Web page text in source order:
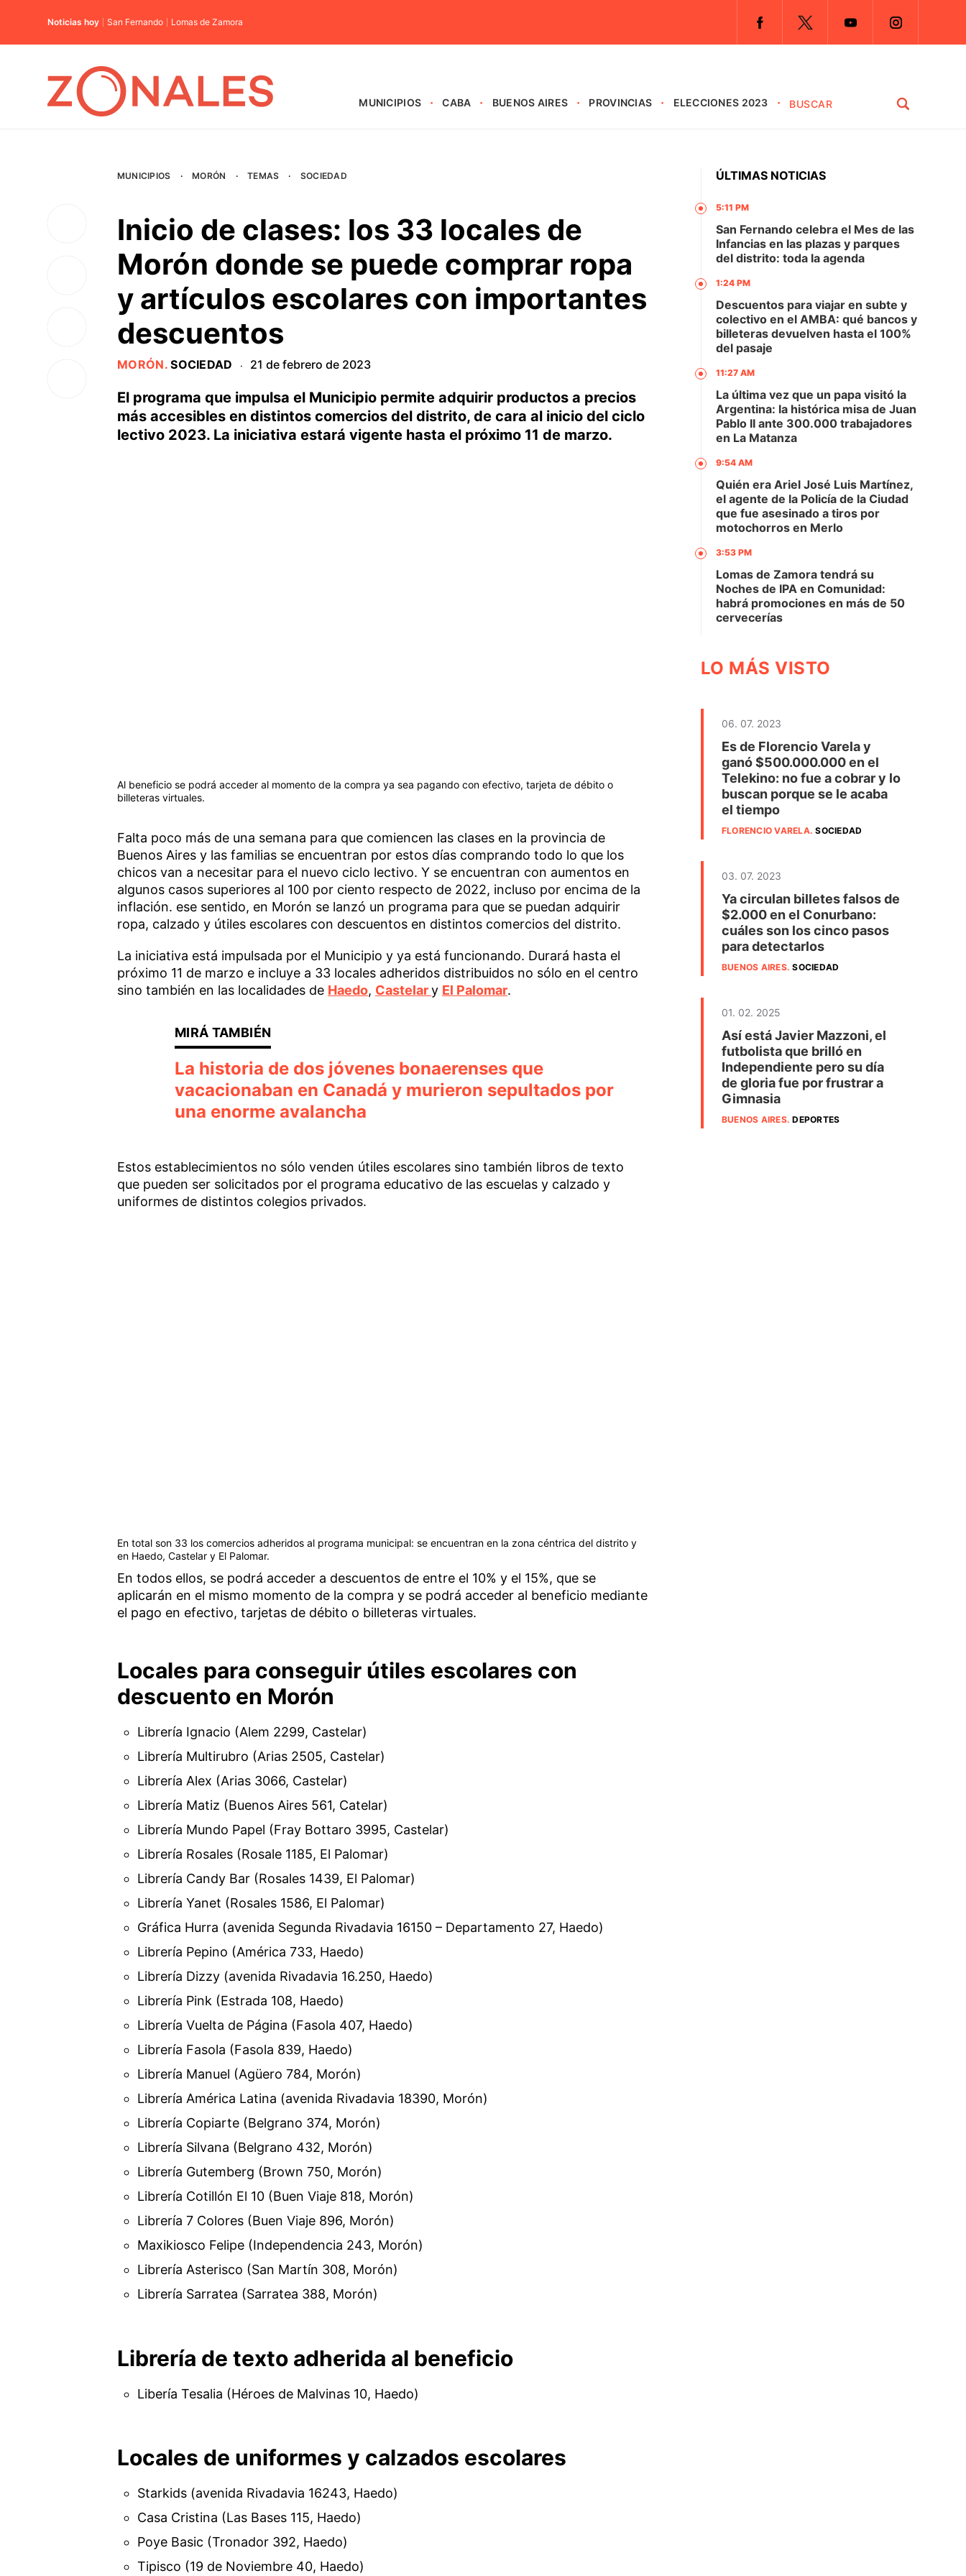
Noticias hoy San Fernando Lomas de Zamora
MUNICIPIOS CABA BUENOS AIRES PROVINCIAS ELECCIONES 2023
MUNICIPIOS · MORÓN · TEMAS · SOCIEDAD
Inicio de clases: los 33 locales de
Morón donde se puede comprar ropa
y artículos escolares con importantes
descuentos
MORÓN.SOCIEDAD · 21 de febrero de 2023
El programa que impulsa el Municipio permite adquirir productos a precios
más accesibles en distintos comercios del distrito, de cara al inicio del ciclo
lectivo 2023. La iniciativa estará vigente hasta el próximo 11 de marzo.
Al beneficio se podrá acceder al momento de la compra ya sea pagando con efectivo, tarjeta de débito o
billeteras virtuales.
Falta poco más de una semana para que comiencen las clases en la provincia de
Buenos Aires y las familias se encuentran por estos días comprando todo lo que los
chicos van a necesitar para el nuevo ciclo lectivo. Y se encuentran con aumentos en
algunos casos superiores al 100 por ciento respecto de 2022, incluso por encima de la
inflación. ese sentido, en Morón se lanzó un programa para que se puedan adquirir
ropa, calzado y útiles escolares con descuentos en distintos comercios del distrito.
La iniciativa está impulsada por el Municipio y ya está funcionando. Durará hasta el
próximo 11 de marzo e incluye a 33 locales adheridos distribuidos no sólo en el centro
sino también en las localidades de Haedo, Castelary El Palomar.
La historia de dos jóvenes bonaerenses que
vacacionaban en Canadá y murieron sepultados por
una enorme avalancha
Estos establecimientos no sólo venden útiles escolares sino también libros de texto
que pueden ser solicitados por el programa educativo de las escuelas y calzado y
uniformes de distintos colegios privados.
En total son 33 los comercios adheridos al programa municipal: se encuentran en la zona céntrica del distrito y
en Haedo, Castelar y El Palomar.
En todos ellos, se podrá acceder a descuentos de entre el 10% y el 15%, que se
aplicarán en el mismo momento de la compra y se podrá acceder al beneficio mediante
el pago en efectivo, tarjetas de débito o billeteras virtuales.
Locales para conseguir útiles escolares con
descuento en Morón
Librería Ignacio (Alem 2299, Castelar)
Librería Multirubro (Arias 2505, Castelar)
Librería Alex (Arias 3066, Castelar)
Librería Matiz (Buenos Aires 561, Catelar)
Librería Mundo Papel (Fray Bottaro 3995, Castelar)
Librería Rosales (Rosale 1185, El Palomar)
Librería Candy Bar (Rosales 1439, El Palomar)
Librería Yanet (Rosales 1586, El Palomar)
Gráfica Hurra (avenida Segunda Rivadavia 16150 – Departamento 27, Haedo)
Librería Pepino (América 733, Haedo)
Librería Dizzy (avenida Rivadavia 16.250, Haedo)
Librería Pink (Estrada 108, Haedo)
Librería Vuelta de Página (Fasola 407, Haedo)
Librería Fasola (Fasola 839, Haedo)
Librería Manuel (Agüero 784, Morón)
Librería América Latina (avenida Rivadavia 18390, Morón)
Librería Copiarte (Belgrano 374, Morón)
Librería Silvana (Belgrano 432, Morón)
Librería Gutemberg (Brown 750, Morón)
Librería Cotillón El 10 (Buen Viaje 818, Morón)
Librería 7 Colores (Buen Viaje 896, Morón)
Maxikiosco Felipe (Independencia 243, Morón)
Librería Asterisco (San Martín 308, Morón)
Librería Sarratea (Sarratea 388, Morón)
Librería de texto adherida al beneficio
Libería Tesalia (Héroes de Malvinas 10, Haedo)
Locales de uniformes y calzados escolares
Starkids (avenida Rivadavia 16243, Haedo)
Casa Cristina (Las Bases 115, Haedo)
Poye Basic (Tronador 392, Haedo)
Tipisco (19 de Noviembre 40, Haedo)
ÚLTIMAS NOTICIAS
5:11 PM
San Fernando celebra el Mes de las
Infancias en las plazas y parques
del distrito: toda la agenda
1:24 PM
Descuentos para viajar en subte y
colectivo en el AMBA: qué bancos y
billeteras devuelven hasta el 100%
del pasaje
11:27 AM
La última vez que un papa visitó la
Argentina: la histórica misa de Juan
Pablo II ante 300.000 trabajadores
en La Matanza
9:54 AM
Quién era Ariel José Luis Martínez,
el agente de la Policía de la Ciudad
que fue asesinado a tiros por
motochorros en Merlo
3:53 PM
Lomas de Zamora tendrá su
Noches de IPA en Comunidad:
habrá promociones en más de 50
cervecerías
LO MÁS VISTO
06. 07. 2023
Es de Florencio Varela y
ganó $500.000.000 en el
Telekino: no fue a cobrar y lo
buscan porque se le acaba
el tiempo
FLORENCIO VARELA.SOCIEDAD
03. 07. 2023
Ya circulan billetes falsos de
$2.000 en el Conurbano:
cuáles son los cinco pasos
para detectarlos
BUENOS AIRES.SOCIEDAD
01. 02. 2025
Así está Javier Mazzoni, el
futbolista que brilló en
Independiente pero su día
de gloria fue por frustrar a
Gimnasia
BUENOS AIRES.DEPORTES